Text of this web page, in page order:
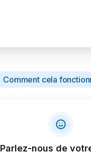
Comment cela
Parlez-nous de